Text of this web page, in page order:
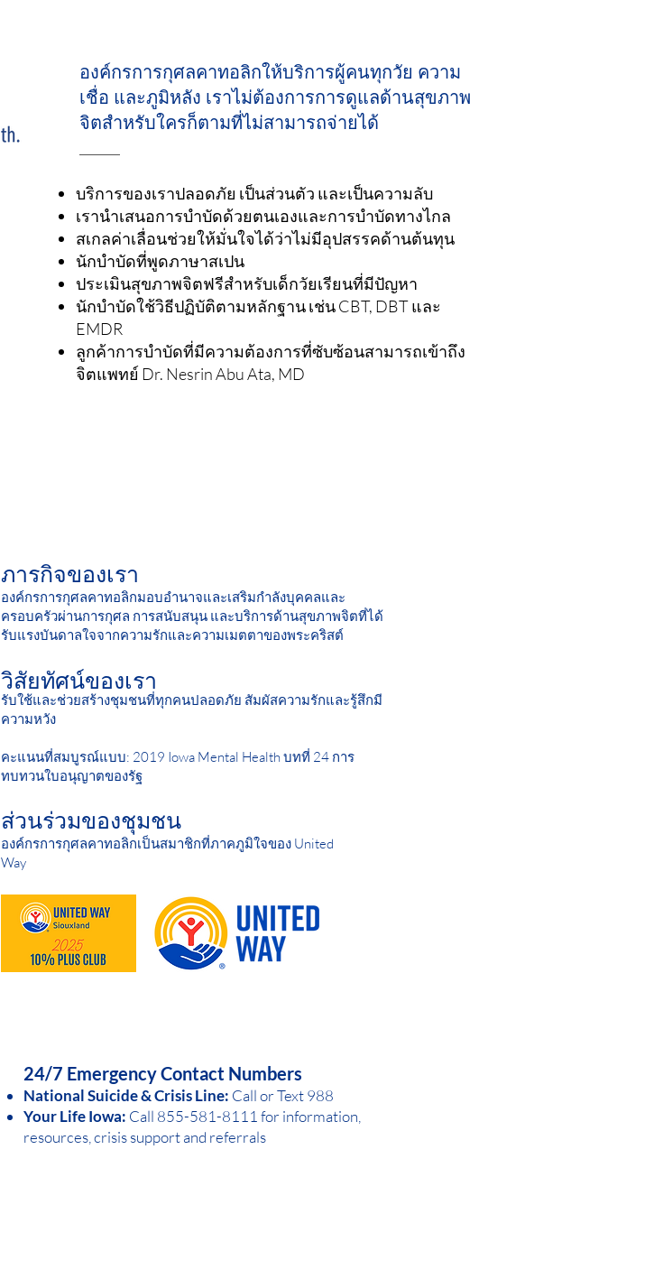
องค์กรการกุศลคาทอลิกให้บริการผู้คนทุกวัย ความ
เชื่อ และภูมิหลัง เราไม่ต้องการการดูแลด้านสุขภาพ
จิตสำหรับใครก็ตามที่ไม่สามารถจ่ายได้
บริการของเราปลอดภัย เป็นส่วนตัว และเป็นความลับ
เรานำเสนอการบำบัดด้วยตนเองและการบำบัดทางไกล
สเกลค่าเลื่อนช่วยให้มั่นใจได้ว่าไม่มีอุปสรรคด้านต้นทุน
นักบำบัดที่พูดภาษาสเปน
ประเมินสุขภาพจิตฟรีสำหรับเด็กวัยเรียนที่มีปัญหา
นักบำบัดใช้วิธีปฏิบัติตามหลักฐาน เช่น CBT, DBT และ
EMDR
ลูกค้าการบำบัดที่มีความต้องการที่ซับซ้อนสามารถเข้าถึง
จิตแพทย์ Dr. Nesrin Abu Ata, MD
องค์กรการกุศลคาทอลิกมอบอำนาจและเสริมกำลังบุคคลและ
ครอบครัวผ่านการกุศล การสนับสนุน และบริการด้านสุขภาพจิตที่ได้
รับแรงบันดาลใจจากความรักและความเมตตาของพระคริสต์
ภารกิจของเรา
วิสัยทัศน์ของเรา
รับใช้และช่วยสร้างชุมชนที่ทุกคนปลอดภัย สัมผัสความรักและรู้สึกมี
ความหวัง
คะแนนที่สมบูรณ์แบบ: 2019 Iowa Mental Health บทที่ 24 การ
ทบทวนใบอนุญาตของรัฐ
ส่วนร่วมของชุมชน
องค์กรการกุศลคาทอลิกเป็นสมาชิกที่ภาคภูมิใจของ United
Way
24/7 Emergency Contact Numbers
National Suicide &Crisis Line: Call or Text 988
Your Life Iowa: Call 855-581-81 11 for information,
resources, crisis support and referrals